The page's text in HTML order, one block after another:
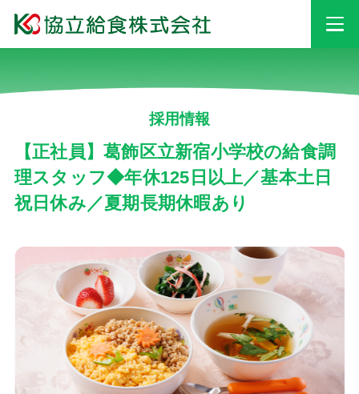
事業情報
安心・安全への取り組み
採用情報
会社情報
お知らせ
採用情報
【正社員】葛飾区立新宿小学校の給食調
理スタッフ◆年休125日以上／基本土日
祝日休み／夏期長期休暇あり